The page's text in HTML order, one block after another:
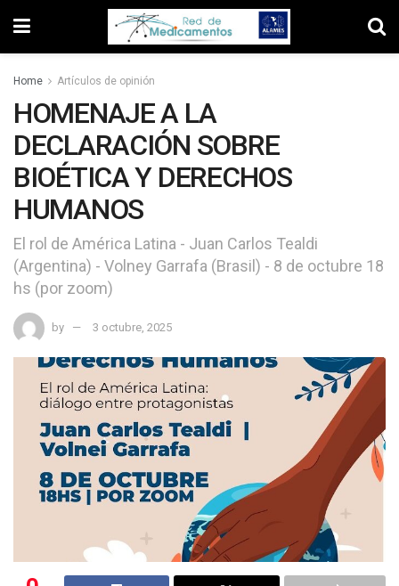
Home Artículos de opinión
HOMENAJE A LA
DECLARACIÓN SOBRE
BIOÉTICA Y DERECHOS
HUMANOS
El rol de América Latina - Juan Carlos Tealdi
(Argentina) - Volney Garrafa (Brasil) - 8 de octubre 18
hs (por zoom)
by 3 octubre, 2025